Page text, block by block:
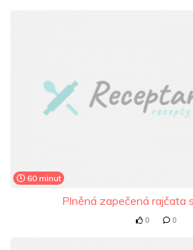
60 minut
Plněná zapečená rajčata
0 0